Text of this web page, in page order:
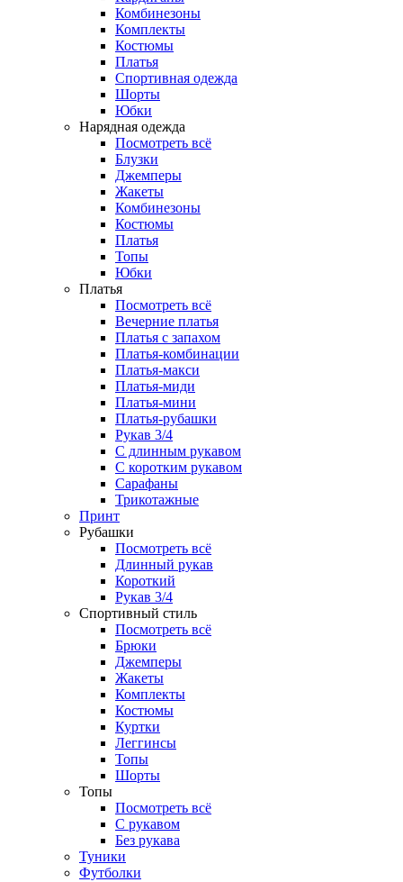
Комбинезоны
Комплекты
Костюмы
Платья
Спортивная одежда
Шорты
Юбки
Нарядная одежда
Посмотреть всё
Блузки
Джемперы
Жакеты
Комбинезоны
Костюмы
Платья
Топы
Юбки
Платья
Посмотреть всё
Вечерние платья
Платья с запахом
Платья-комбинации
Платья-макси
Платья-миди
Платья-мини
Платья-рубашки
Рукав 3/4
С длинным рукавом
С коротким рукавом
Сарафаны
Трикотажные
Принт
Рубашки
Посмотреть всё
Длинный рукав
Короткий
Рукав 3/4
Спортивный стиль
Посмотреть всё
Брюки
Джемперы
Жакеты
Комплекты
Костюмы
Куртки
Леггинсы
Топы
Шорты
Топы
Посмотреть всё
C рукавом
Без рукава
Туники
Футболки